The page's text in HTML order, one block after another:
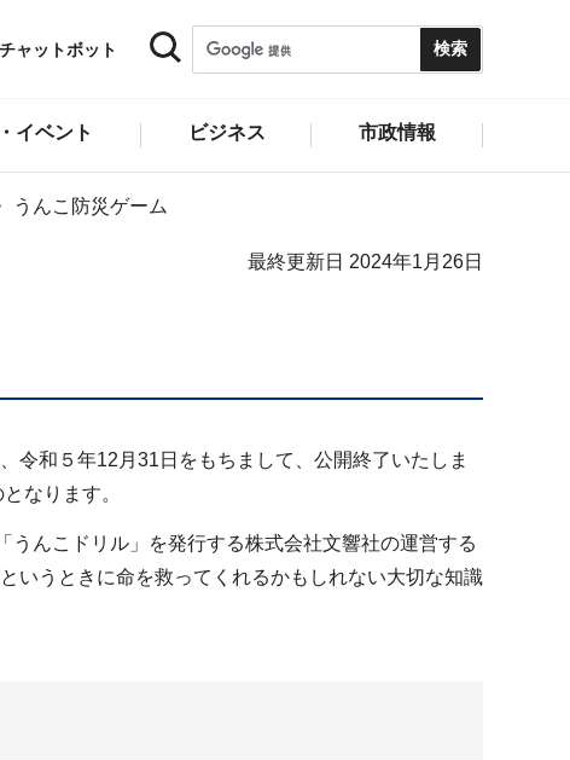
チャットボット
イベント ビジネス 市政情報
うんこ防災ゲーム
最終更新日 2024年1月26日
令和５年12月31日をもちまして、公開終了いたしま
なります。
んこドリル」を発行する株式会社文響社の運営する
いうときに命を救ってくれるかもしれない大切な知識